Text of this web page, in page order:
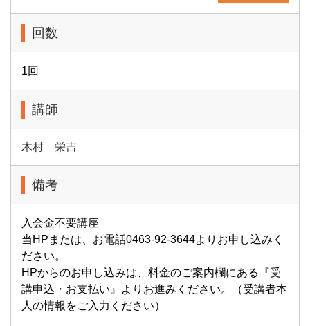
回数
1回
講師
木村 栄吉
備考
入会金不要講座
当HPまたは、お電話0463-92-3644よりお申し込みく
ださい。
HPからのお申し込みは、料金のご案内欄にある『受
講申込・お支払い』よりお進みください。（受講者本
人の情報をご入力ください）